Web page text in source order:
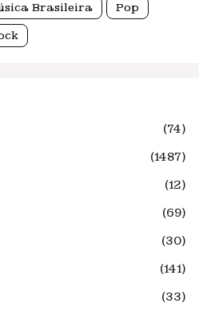
Brasileira Pop
(74)
(1487)
(12)
(69)
(30)
(141)
(33)